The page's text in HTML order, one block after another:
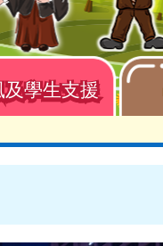
及學生支援